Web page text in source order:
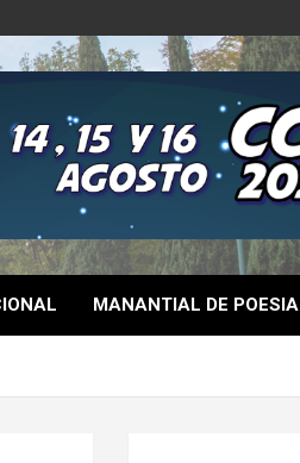
MANANTIAL DE POESIA